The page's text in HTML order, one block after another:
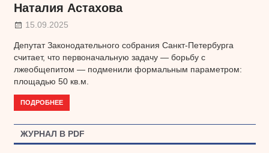
Наталия Астахова
15.09.2025
Депутат Законодательного собрания Санкт-Петербурга
считает, что первоначальную задачу — борьбу с
лжеобщепитом — подменили формальным параметром:
площадью 50 кв.м.
ПОДРОБНЕЕ
ЖУРНАЛ В PDF